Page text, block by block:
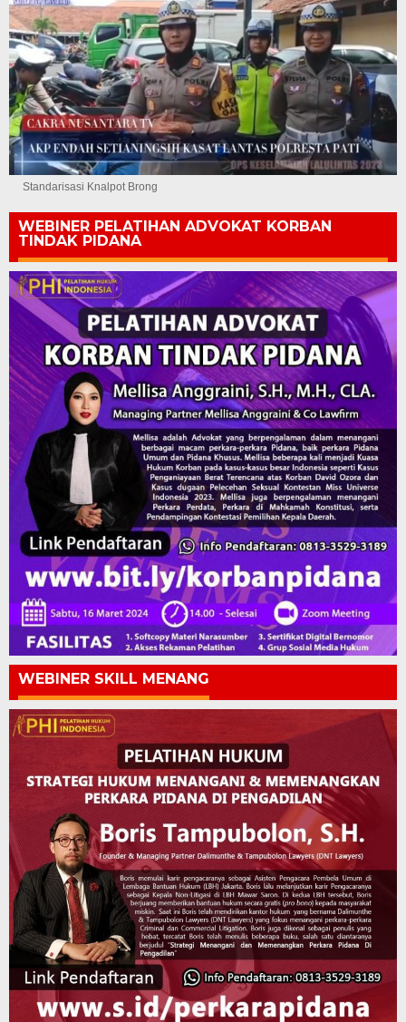
Standarisasi Knalpot Brong
WEBINER PELATIHAN ADVOKAT KORBAN
TINDAK PIDANA
WEBINER SKILL MENANG